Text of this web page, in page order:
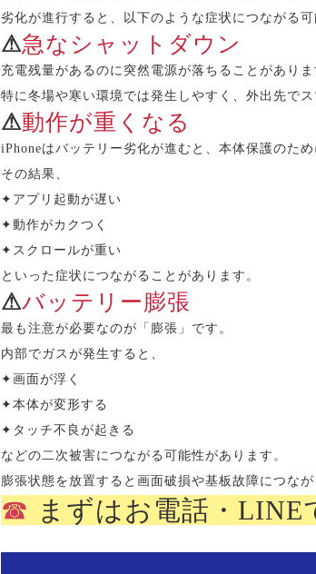
劣化が進行すると、以下のような症状につながる可
⚠︎︎急なシャットダウン
充電残量があるのに突然電源が落ちることがありま
特に冬場や寒い環境では発生しやすく、外出先で
⚠︎︎動作が重くなる
iPhoneはバッテリー劣化が進むと、本体保護のた
その結果、
✦ アプリ起動が遅い
✦動作がカクつく
✦ スクロールが重い
といった症状につながることがあります。
⚠︎︎バッテリー膨張
最も注意が必要なのが「膨張」です。
内部でガスが発生すると、
✦画面が浮く
✦本体が変形する
✦ タッチ不良が起きる
などの二次被害につながる可能性があります。
膨張状態を放置すると画面破損や基板故障につな
☎︎ まずはお電話・LINE